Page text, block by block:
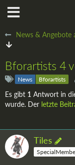
News & Angebote
Bforartists 4
News Bforartists
Es gibt 1 Antwort in
wurde. Der letzte
Tiles